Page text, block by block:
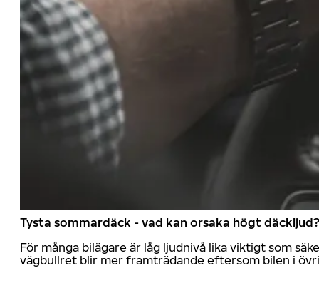
Tysta sommardäck - vad kan orsaka högt däckljud?
För många bilägare är låg ljudnivå lika viktigt som
vägbullret blir mer framträdande eftersom bilen i